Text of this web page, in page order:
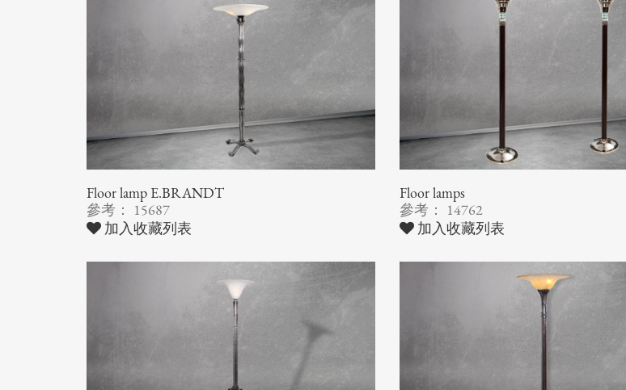
Floor lamp E.BRANDT
參考： 15687
加入收藏列表
Floor lamps
參考： 14762
加入收藏列表